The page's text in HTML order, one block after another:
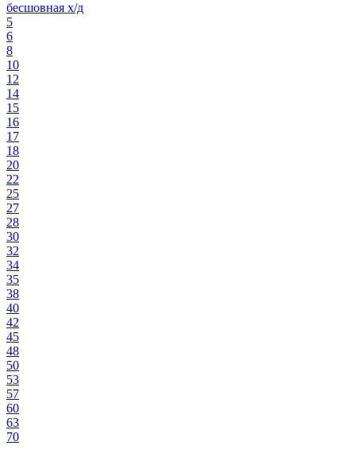
бесшовная х/д
5
6
8
10
12
14
15
16
17
18
20
22
25
27
28
30
32
34
35
38
40
42
45
48
50
53
57
60
63
70